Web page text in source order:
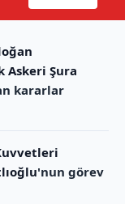
Askeri Şura
kararlar
'nun görev